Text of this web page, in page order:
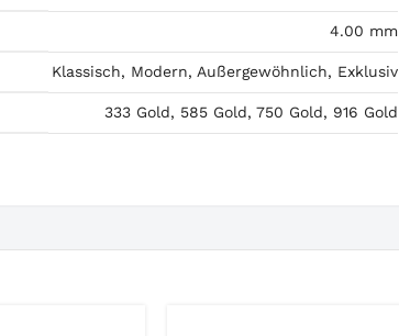
4.00 mm
Klassisch, Modern, Außergewöhnlich, Exklusiv
333 Gold, 585 Gold, 750 Gold, 916 Gold